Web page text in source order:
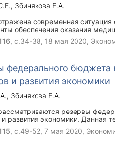
Збинякова Е.А.
современная
обеспечения оказания
для дальнейшего
, с.34-38, 18 мая 2020,
федерального бюджета
и развития экономики
Збинякова Е.А.
резервы
развития экономики. Данная
проблему для Российской
финансов и развитию
, с.49-52, 7 мая 2020,